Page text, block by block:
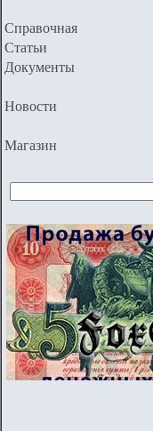
Справочная
Статьи
Документы
Новости
Магазин